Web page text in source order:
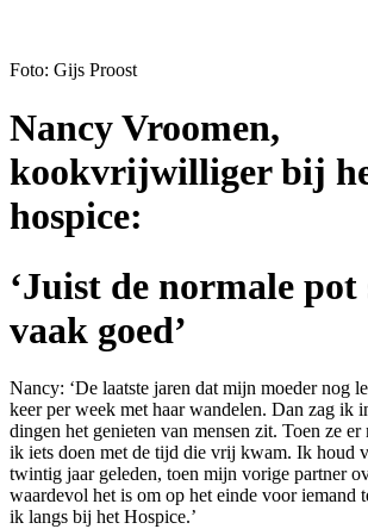
Foto: Gijs Proost
Nancy Vroomen,
kookvrijwilliger bij
hospice:
‘Juist de normale
vaak goed’
Nancy: ‘De laatste jaren dat mijn moeder nog
keer per week met haar wandelen. Dan zag ik
dingen het genieten van mensen zit. Toen ze
ik iets doen met de tijd die vrij kwam. Ik houd
twintig jaar geleden, toen mijn vorige partner
waardevol het is om op het einde voor iemand
ik langs bij het Hospice.’